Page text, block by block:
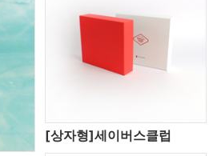
[상자형]세이버스클럽